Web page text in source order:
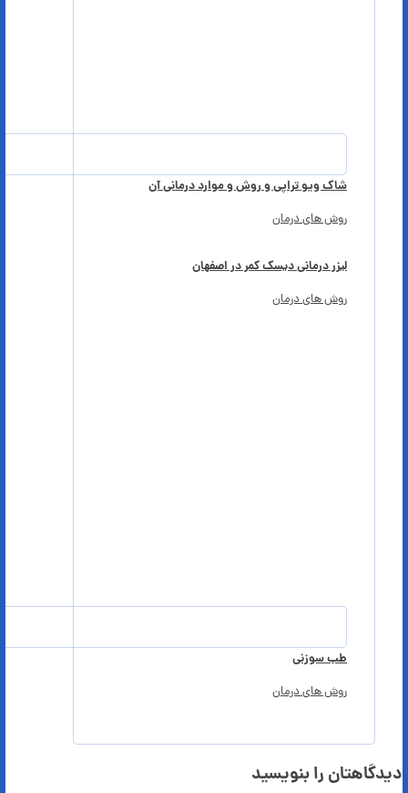
شاک ویو تراپی و روش و موارد درمانی آن
روش های درمان
لیزر درمانی دیسک کمر در اصفهان
روش های درمان
طب سوزنی
روش های درمان
دیدگاهتان را بنویسید